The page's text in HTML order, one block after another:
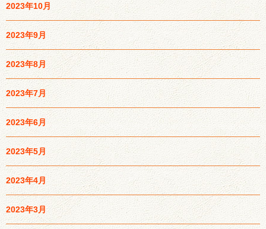
2023年10月
2023年9月
2023年8月
2023年7月
2023年6月
2023年5月
2023年4月
2023年3月